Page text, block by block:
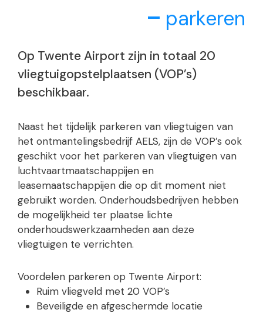
parkeren
Op Twente Airport zijn in totaal 20
vliegtuigopstelplaatsen (VOP’s)
beschikbaar.
Naast het tijdelijk parkeren van vliegtuigen van
het ontmantelingsbedrijf AELS, zijn de VOP’s ook
geschikt voor het parkeren van vliegtuigen van
luchtvaartmaatschappijen en
leasemaatschappijen die op dit moment niet
gebruikt worden. Onderhoudsbedrijven hebben
de mogelijkheid ter plaatse lichte
onderhoudswerkzaamheden aan deze
vliegtuigen te verrichten.
Voordelen parkeren op Twente Airport:
Ruim vliegveld met 20 VOP’s
Beveiligde en afgeschermde locatie